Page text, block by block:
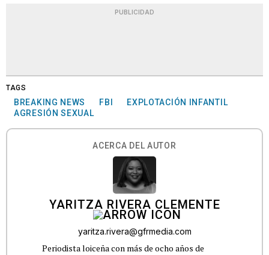
PUBLICIDAD
TAGS
BREAKING NEWS FBI
EXPLOTACIÓN INFANTIL
AGRESIÓN SEXUAL
ACERCA DEL AUTOR
YARITZA RIVERA CLEMENTE
yaritza.rivera@gfrmedia.com
Periodista loiceña con más de ocho años de